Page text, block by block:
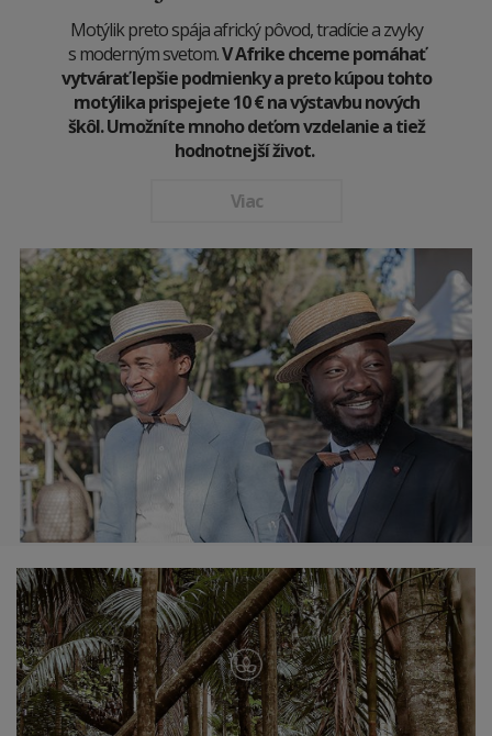
Motýlik preto spája africký pôvod, tradície a zvyky
s moderným svetom.V Afrike chceme pomáhať
vytvárať lepšie podmienky a preto kúpou tohto
motýlika prispejete 10€na výstavbu nových
škôl. Umožníte mnoho deťom vzdelanie a tiež
hodnotnejší život.
Viac